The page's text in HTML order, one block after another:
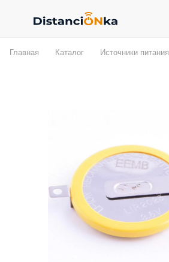
Главная Каталог Источники питания